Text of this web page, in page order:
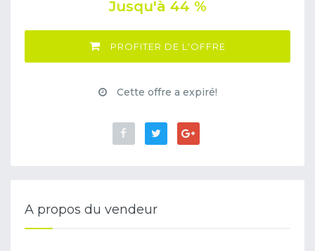
Jusqu'à 44 %
PROFITER DE L'OFFRE
Cette offre a expiré!
A propos du vendeur